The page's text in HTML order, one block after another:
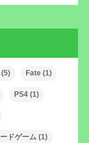
Fate(1)
PS4(1)
ドゲーム (1)